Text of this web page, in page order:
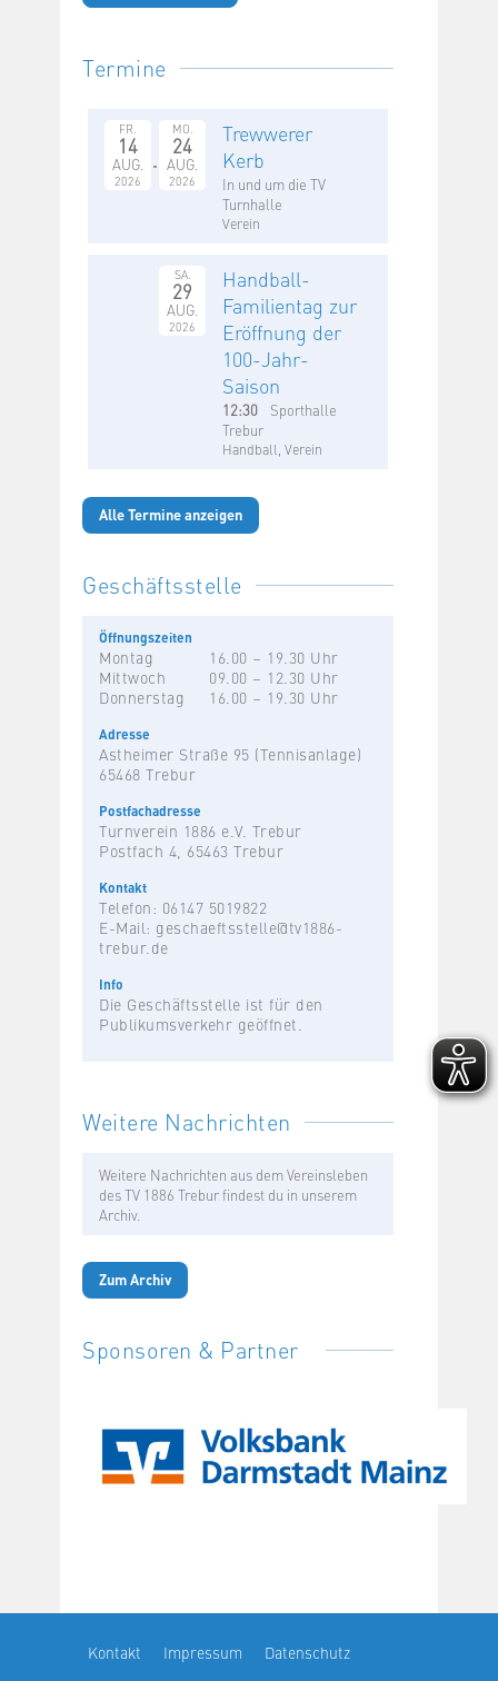
Termine
FR.
14
AUG.
2026
MO.
24
AUG.
2026
Trewwerer
Kerb
In und um die TV
Turnhalle
Verein
SA.
29
AUG.
2026
Handball-
Familientag zur
Eröffnung der
100-Jahr-
Saison
12:30
Sporthalle
Trebur
Handball, Verein
Alle Termine anzeigen
Geschäftsstelle
Öffnungszeiten
Montag
16.00 – 19.30 Uhr
Mittwoch
09.00 – 12.30 Uhr
Donnerstag
16.00 – 19.30 Uhr
Adresse
Astheimer Straße 95 (Tennisanlage)
65468 Trebur
Postfachadresse
Turnverein 1886 e.V. Trebur
Postfach 4, 65463 Trebur
Kontakt
Telefon: 06147 5019822
E-Mail: geschaeftsstelle@tv1886-
trebur.de
Info
Die Geschäftsstelle ist für den
Publikumsverkehr geöffnet.
Weitere Nachrichten
Weitere Nachrichten aus dem Vereinsleben
des TV 1886 Trebur findest du in unserem
Archiv.
Zum Archiv
Sponsoren & Partner
Kontakt Impressum Datenschutz